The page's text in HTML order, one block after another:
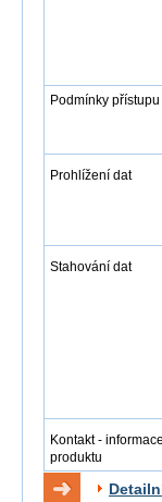
Podmínky
Prohlížení dat
Stahování dat
Kontakt -
produktu